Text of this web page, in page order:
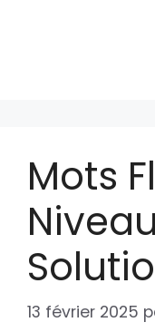
Mots
Niveau
13 février 2025